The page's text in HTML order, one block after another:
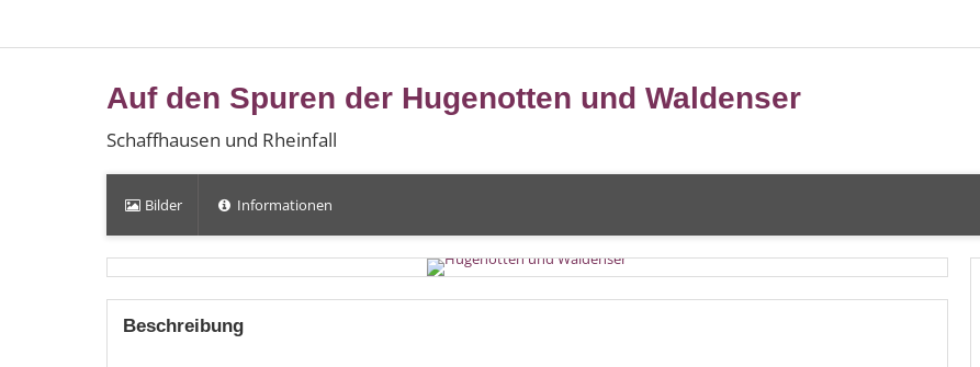
Auf den Spuren der Hugenotten und Waldenser
Schaffhausen und Rheinfall
Bilder Informationen
Beschreibung